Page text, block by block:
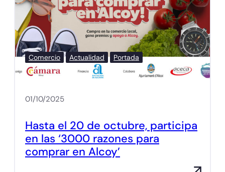
Comercio Actualidad Portada
01/10/2025
Hasta el 20 de octubre, participa
en las ‘3000 razones para
comprar en Alcoy’